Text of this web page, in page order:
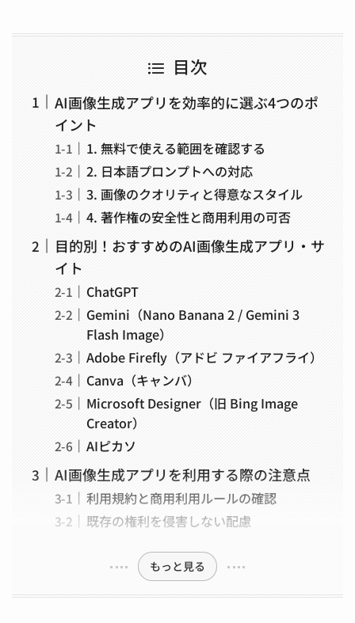
目次
AI画像生成アプリを効率的に選ぶ4つのポ
イント
1. 無料で使える範囲を確認する
2. 日本語プロンプトへの対応
3. 画像のクオリティと得意なスタイル
4. 著作権の安全性と商用利用の可否
目的別！おすすめのAI画像生成アプリ・サ
イト
ChatGPT
Gemini（Nano Banana 2 / Gemini 3
Flash Image）
Adobe Firefly（アドビ ファイアフライ）
Canva（キャンバ）
Microsoft Designer（旧 Bing Image
Creator）
AIピカソ
AI画像生成アプリを利用する際の注意点
利用規約と商用利用ルールの確認
既存の権利を侵害しない配慮
もっと見る